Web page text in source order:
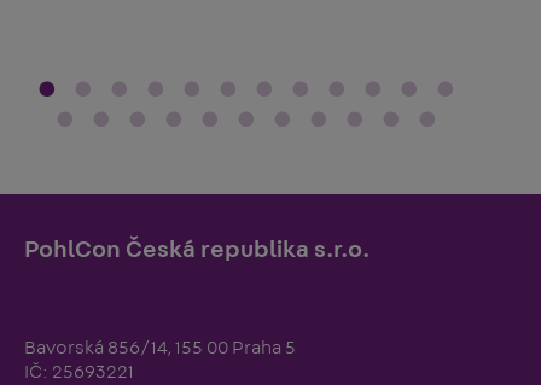
PohlCon Česká republika s.r.o.
Bavorská 856/14, 155 00 Praha 5
IČ: 25693221